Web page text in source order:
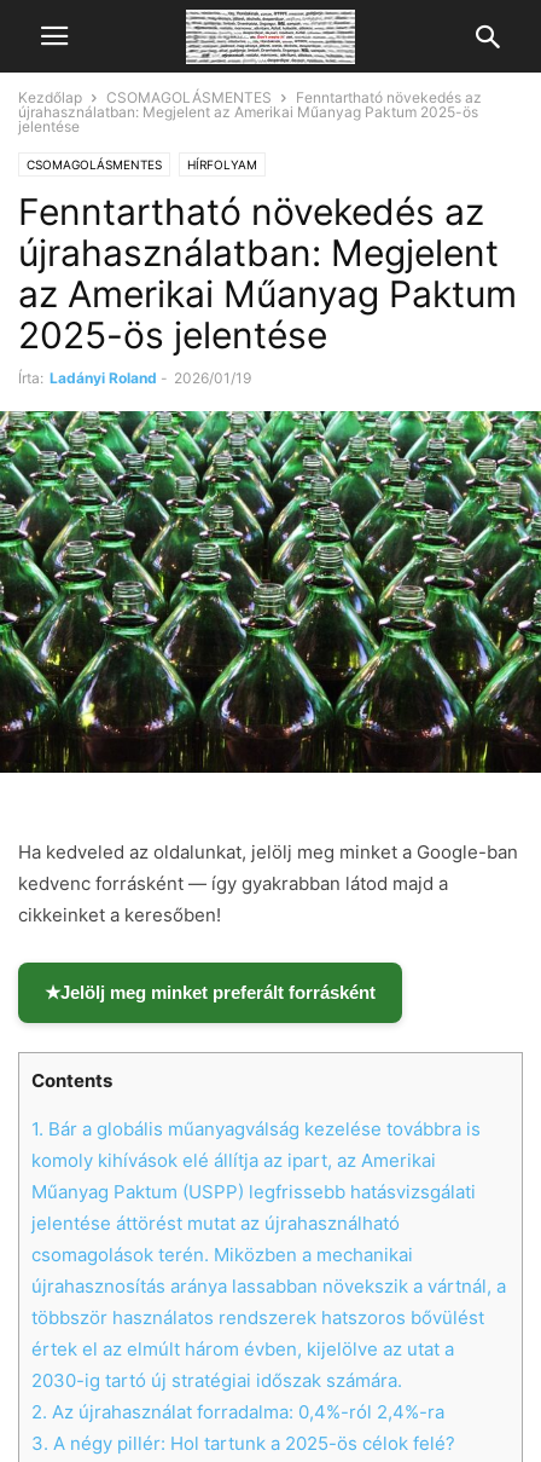
Kezdőlap CSOMAGOLÁSMENTES
Fenntartható növekedés az
újrahasználatban: Megjelent az Amerikai Műanyag Paktum 2025-ös
jelentése
CSOMAGOLÁSMENTES HÍRFOLYAM
Fenntartható növekedés az
újrahasználatban: Megjelent
az Amerikai Műanyag Paktum
2025-ös jelentése
Írta: Ladányi Roland - 2026/01/19
Ha kedveled az oldalunkat, jelölj meg minket a Google-ban
kedvenc forrásként — így gyakrabban látod majd a
cikkeinket a keresőben!
★Jelölj meg minket preferált forrásként
Contents
1. Bár a globális műanyagválság kezelése továbbra is
komoly kihívások elé állítja az ipart, az Amerikai
Műanyag Paktum (USPP) legfrissebb hatásvizsgálati
jelentése áttörést mutat az újrahasználható
csomagolások terén. Miközben a mechanikai
újrahasznosítás aránya lassabban növekszik a vártnál, a
többször használatos rendszerek hatszoros bővülést
értek el az elmúlt három évben, kijelölve az utat a
2030-ig tartó új stratégiai időszak számára.
2. Az újrahasználat forradalma: 0,4%-ról 2,4%-ra
3. A négy pillér: Hol tartunk a 2025-ös célok felé?